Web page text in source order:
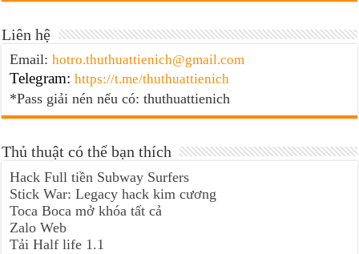
Liên hệ
Email:hotro.thuthuattienich@gmail.com
Telegram: https://t.me/thuthuattienich
*Pass giải nén nếu có: thuthuattienich
Thủ thuật có thể bạn thích
Hack Full tiền Subway Surfers
Stick War: Legacy hack kim cương
Toca Boca mở khóa tất cả
Zalo Web
Tải Half life 1.1